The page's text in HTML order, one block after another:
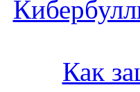
Как